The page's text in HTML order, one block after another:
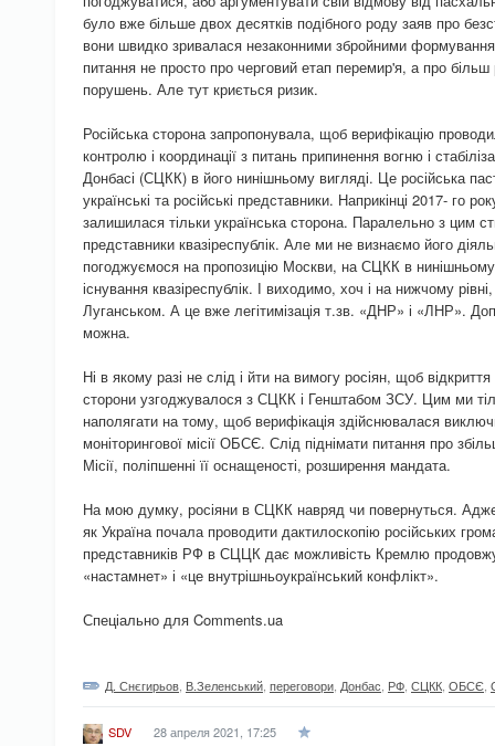
було вже більше двох десятків подібного роду заяв про
вони швидко зривалася незаконними збройними
питання не просто про черговий етап перемир'я, а про більш
порушень. Але тут криється ризик.
Російська сторона запропонувала, щоб верифікацію
контролю і координації з питань припинення вогню і
Донбасі (СЦКК) в його нинішньому вигляді. Це російська
українські та російські представники. Наприкінці 2017- го
залишилася тільки українська сторона. Паралельно з цим
представники квазіреспублік. Але ми не визнаємо його
погоджуємося на пропозицію Москви, на СЦКК в
існування квазіреспублік. І виходимо, хоч і на нижчому
Луганськом. А це вже легітимізація т.зв. «ДНР» і «ЛНР».
можна.
Ні в якому разі не слід і йти на вимогу росіян, щоб
сторони узгоджувалося з СЦКК і Генштабом ЗСУ. Цим ми
наполягати на тому, щоб верифікація здійснювалася
моніторингової місії ОБСЄ. Слід піднімати питання про
Місії, поліпшенні її оснащеності, розширення мандата.
На мою думку, росіяни в СЦКК навряд чи повернуться. Адже
як Україна почала проводити дактилоскопію російських
представників РФ в СЦЦК дає можливість Кремлю
«настамнет» і «це внутрішньоукраїнський конфлікт».
Спеціально для Comments.ua
Д. Снєгирьов В.Зеленський переговори Донбас РФ СЦКК ОБСЄ
SDV 28 апреля 2021, 17:25